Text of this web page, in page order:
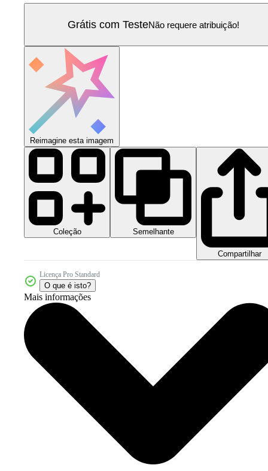
Grátis com TesteNão requere atribuição!
Reimagine esta imagem
Coleção Semelhante
Compartilhar
Licença Pro Standard
O que é isto?
Mais informações